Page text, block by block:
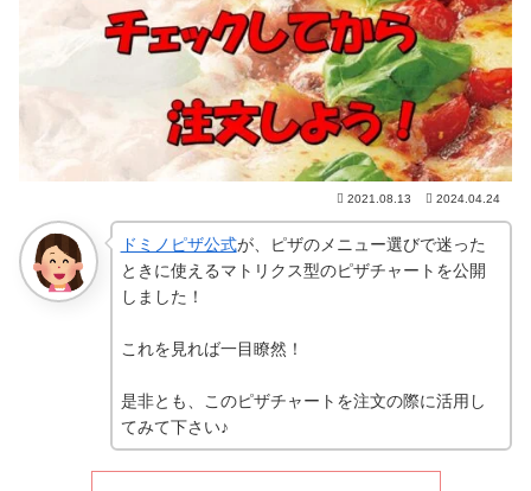
2021.08.13 2024.04.24
ドミノピザ公式が、ピザのメニュー選びで迷った
ときに使えるマトリクス型のピザチャートを公開
しました！
これを見れば一目瞭然！
是非とも、このピザチャートを注文の際に活用し
てみて下さい♪